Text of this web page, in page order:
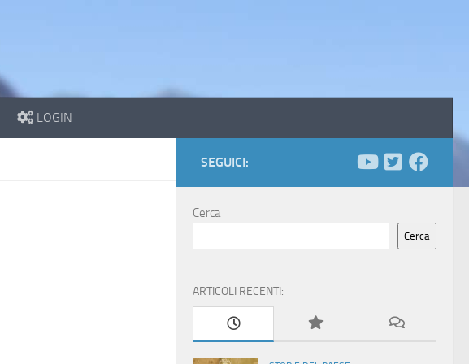
LOGIN
SEGUICI:
Cerca
Cerca
ARTICOLI RECENTI: